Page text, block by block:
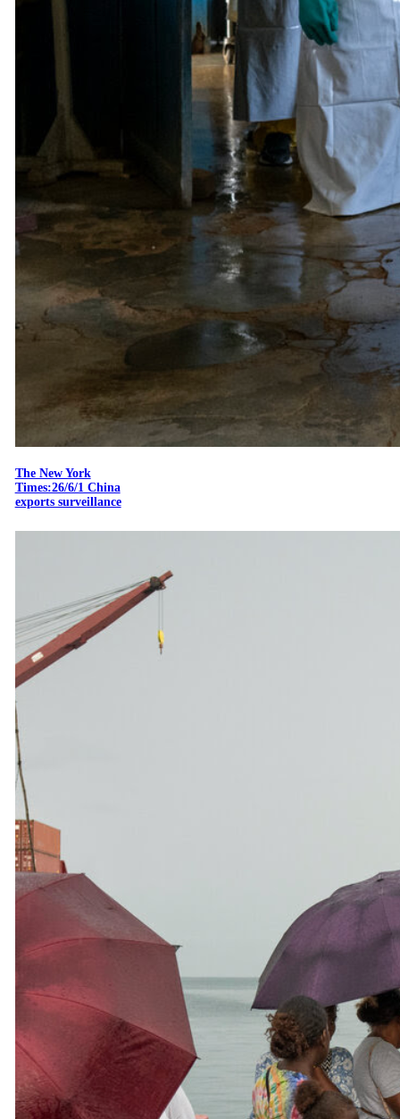
The New York
Times:26/6/1 China
exports surveillance